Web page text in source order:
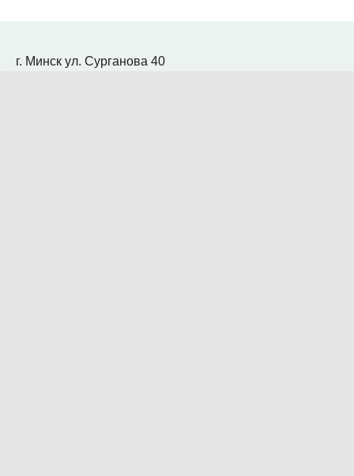
г. Минск ул. Сурганова 40